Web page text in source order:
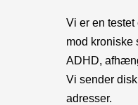
Vi er en
mod kroniske
ADHD,
Vi sender
adresser.